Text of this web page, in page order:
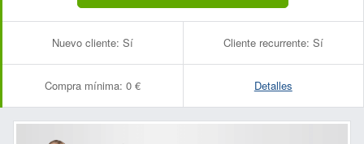
Nuevo cliente: Sí Cliente recurrente: Sí
Compra mínima: 0 € Detalles